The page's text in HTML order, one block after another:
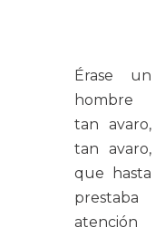
Érase un
hombre
tan avaro,
tan avaro,
que hasta
prestaba
atención